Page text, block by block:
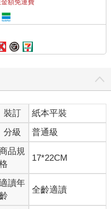
按照恩利爾的命令，一位使
的王座房間，「他沒有洗過
不禮貌的行為之後，伊南娜
一樣，常常在古代藝術品上
見過的，其他各方面都很擬
出，並不是她身體的一部分
上的飾物。
的廣泛旅遊──往返於她最初
克的住所之間。她拜訪過埃
過他弟弟烏圖的城市西巴
界，她姐妹厄里斯奇格的領
話上，還被雕刻在很多浮雕
額免運費
裝訂
紙本平裝
分級 普通級
品規
17*22CM
讀年
全齡適讀